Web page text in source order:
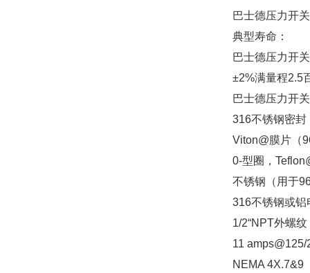
巴士德压力开
典型寿命：
巴士德压力开
±2%满量程2.5
巴士德压力开
316不锈钢密封
Viton@膜片（
0-型圈，
不锈钢（用于
316不锈钢或铝
1/2“NPT外螺
11
NEMA 4X.7&9